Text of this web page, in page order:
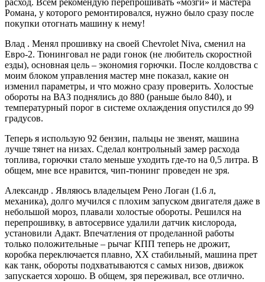
расход. Всем рекомендую перепрошивать «мозги» и мастера
Романа, у которого ремонтировался, нужно было сразу после
покупки отогнать машину к нему!
Влад . Менял прошивку на своей Chevrolet Niva, сменил на
Евро-2. Тюнинговал не ради гонок (не любитель скоростной
езды), основная цель – экономия горючки. После колдовства с
моим блоком управления мастер мне показал, какие он
изменил параметры, и что можно сразу проверить. Холостые
обороты на ВАЗ поднялись до 880 (раньше было 840), и
температурный порог в системе охлаждения опустился до 99
градусов.
Теперь я использую 92 бензин, пальцы не звенят, машина
лучше тянет на низах. Сделал контрольный замер расхода
топлива, горючки стало меньше уходить где-то на 0,5 литра. В
общем, мне все нравится, чип-тюнинг проведен не зря.
Александр . Являюсь владельцем Рено Логан (1.6 л,
механика), долго мучился с плохим запуском двигателя даже в
небольшой мороз, плавали холостые обороты. Решился на
перепрошивку, в автосервисе удалили датчик кислорода,
установили Адакт. Впечатления от проделанной работы
только положительные – рычаг КПП теперь не дрожит,
коробка переключается плавно, ХХ стабильный, машина прет
как танк, обороты подхватываются с самых низов, движок
запускается хорошо. В общем, зря переживал, все отлично.